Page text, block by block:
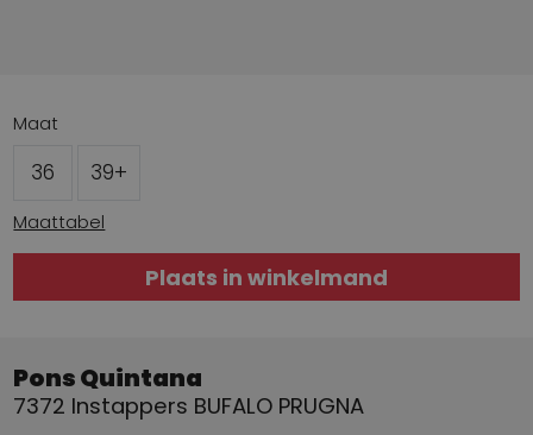
Maat
36 39+
Maattabel
Plaats in winkelmand
Pons Quintana
7372 Instappers BUFALO PRUGNA